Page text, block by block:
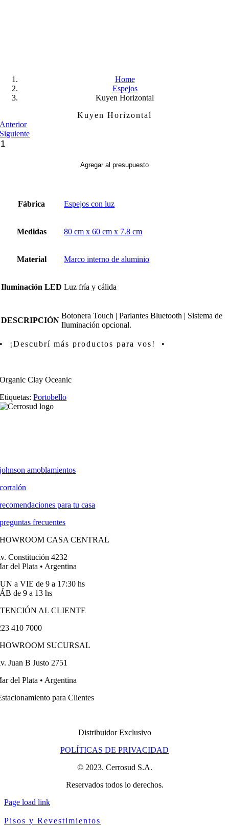
Home
Espejos
Kuyen Horizontal
Kuyen Horizontal
Anterior
Siguiente
Agregar al presupuesto
Fábrica Espejos con luz
Medidas 80 cm x 60 cm x 7.8 cm
Material Marco interno de aluminio
Iluminación LED Luz fría y cálida
DESCRIPCIÓN
Botonera Touch | Parlantes Bluetooth | Sistema de
Iluminación opcional.
• ¡Descubrí más productos para vos! •
Organic Clay Oceanic
Etiquetas:Portobello
johnson amoblamientos
corralón
recomendaciones para tu casa
preguntas frecuentes
CASA CENTRAL
Constitución 4232
del Plata • Argentina
a VIE de 9 a 17:30 hs
de 9 a 13 hs
AL CLIENTE
410 7000
SUCURSAL
Juan B Justo 2751
del Plata • Argentina
para Clientes
Distribuidor Exclusivo
POLÍTICAS DE PRIVACIDAD
© 2023. Cerrosud S.A.
Reservados todos lo derechos.
Page load link
Pisos y Revestimientos